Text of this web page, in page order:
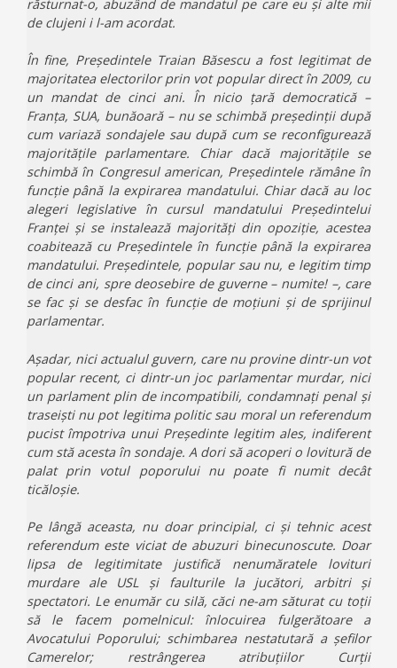
răsturnat-o, abuzând de mandatul pe care eu și alte mii
de clujeni i l-am acordat.
În fine, Președintele Traian Băsescu a fost legitimat de
majoritatea electorilor prin vot popular direct în 2009, cu
un mandat de cinci ani. În nicio țară democratică –
Franța, SUA, bunăoară – nu se schimbă președinții după
cum variază sondajele sau după cum se reconfigurează
majoritățile parlamentare. Chiar dacă majoritățile se
schimbă în Congresul american, Președintele rămâne în
funcție până la expirarea mandatului. Chiar dacă au loc
alegeri legislative în cursul mandatului Președintelui
Franței și se instalează majorități din opoziție, acestea
coabitează cu Președintele în funcție până la expirarea
mandatului. Președintele, popular sau nu, e legitim timp
de cinci ani, spre deosebire de guverne – numite! –, care
se fac și se desfac în funcție de moțiuni și de sprijinul
parlamentar.
Așadar, nici actualul guvern, care nu provine dintr-un vot
popular recent, ci dintr-un joc parlamentar murdar, nici
un parlament plin de incompatibili, condamnați penal și
traseiști nu pot legitima politic sau moral un referendum
pucist împotriva unui Președinte legitim ales, indiferent
cum stă acesta în sondaje. A dori să acoperi o lovitură de
palat prin votul poporului nu poate fi numit decât
ticăloșie.
Pe lângă aceasta, nu doar principial, ci și tehnic acest
referendum este viciat de abuzuri binecunoscute. Doar
lipsa de legitimitate justifică nenumăratele lovituri
murdare ale USL și faulturile la jucători, arbitri și
spectatori. Le enumăr cu silă, căci ne-am săturat cu toții
să le facem pomelnicul: înlocuirea fulgerătoare a
Avocatului Poporului; schimbarea nestatutară a șefilor
Camerelor; restrângerea atribuțiilor Curții